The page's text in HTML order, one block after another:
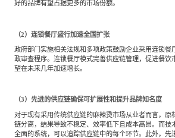
好的品牌有望占据更多的市场份额。
（2）连锁餐厅盛行加速全国扩张
政府部门实施相关法规和多项政策鼓励企业采用连锁餐
政审查程序。连锁餐厅模式完善供应链管理，促进餐饮
望在未来几年加速增长。
（3）先进的供应链确保可扩展性和提升品牌知名度
对于现有采用传统供应链的麻辣烫市场从业者而言，原
链分离，结果导致不稳定、效率低下且成本高昂。而技
全面的系统，可以追踪供应链中的每个环节。此外，先